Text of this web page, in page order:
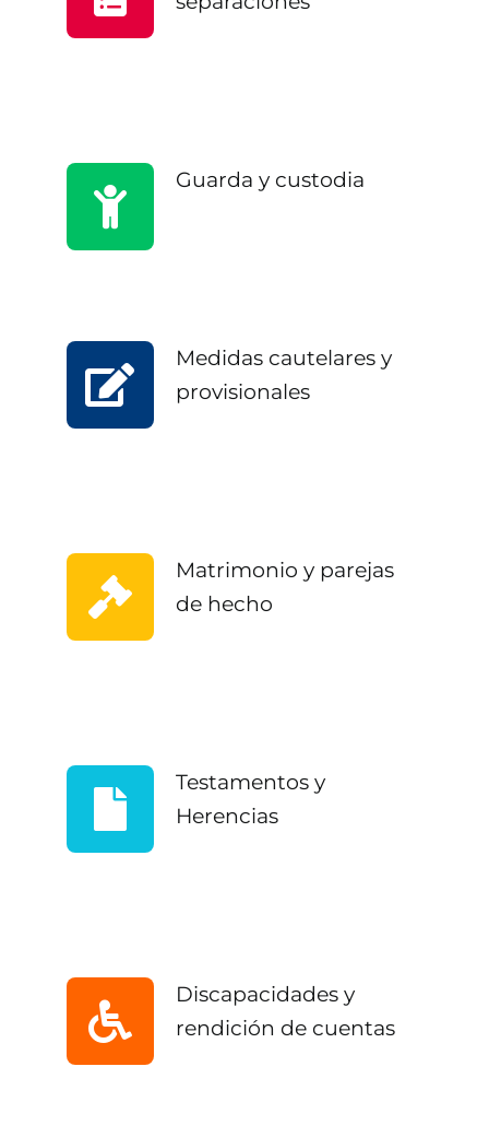
Guarda y custodia
Medidas cautelares y
provisionales
Matrimonio y parejas
de hecho
Testamentos y
Herencias
Discapacidades y
rendición de cuentas